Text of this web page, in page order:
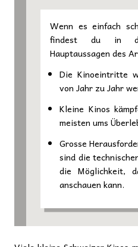
Wenn es einfach
findest du in
Hauptaussagen des
Die Kinoeintritte
von Jahr zu Jahr
Kleine Kinos
meisten ums
Grosse
sind die
die Möglichkeit,
anschauen kann.